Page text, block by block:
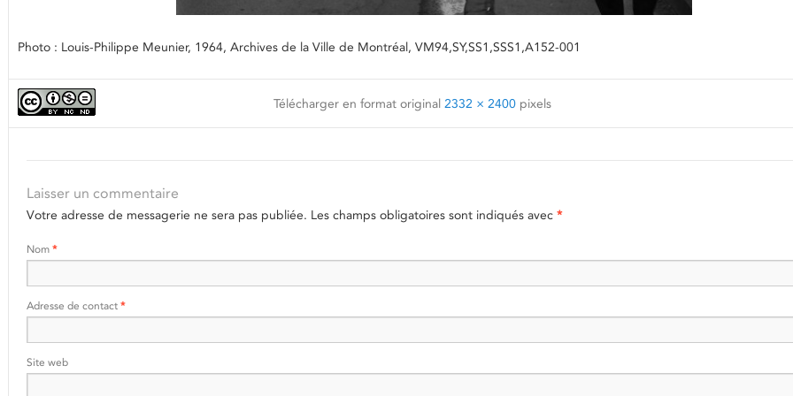
Photo : Louis-Philippe Meunier, 1964, Archives de la Ville de Montréal, VM94,SY,SS1,SSS1,A152-001
Télécharger en format original 2332 × 2400pixels
Laisser un commentaire
Votre adresse de messagerie ne sera pas publiée. Les champs obligatoires sont indiqués avec *
Nom *
Adresse de contact *
Site web